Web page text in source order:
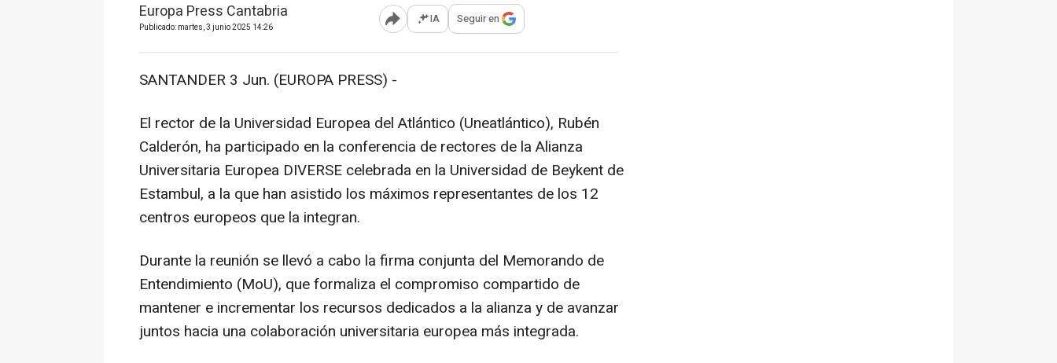
Europa Press Cantabria
Publicado: martes, 3 junio 2025 14:26 Abrir opciones para compartir
IA Seguir en
SANTANDER 3 Jun. (EUROPA PRESS) -
El rector de la Universidad Europea del Atlántico (Uneatlántico), Rubén
Calderón, ha participado en la conferencia de rectores de la Alianza
Universitaria Europea DIVERSE celebrada en la Universidad de Beykent de
Estambul, a la que han asistido los máximos representantes de los 12
centros europeos que la integran.
Durante la reunión se llevó a cabo la firma conjunta del Memorando de
Entendimiento (MoU), que formaliza el compromiso compartido de
mantener e incrementar los recursos dedicados a la alianza y de avanzar
juntos hacia una colaboración universitaria europea más integrada.